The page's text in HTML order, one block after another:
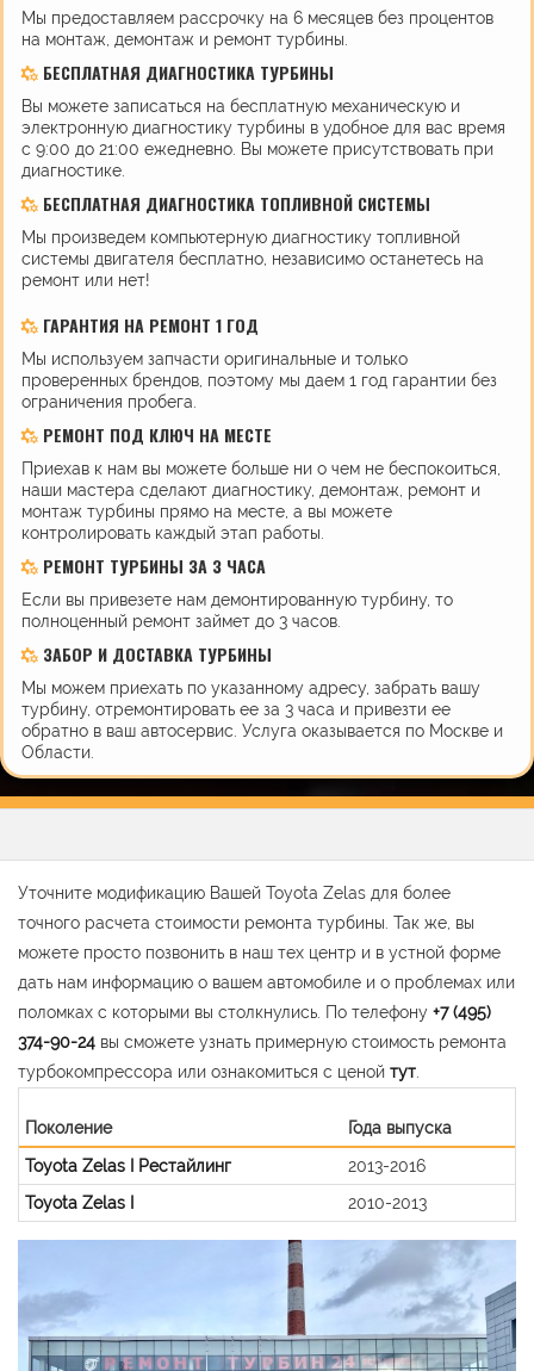
Мы предоставляем рассрочку на 6 месяцев без процентов
на монтаж, демонтаж и ремонт турбины.
БЕСПЛАТНАЯ ДИАГНОСТИКА ТУРБИНЫ
Вы можете записаться на бесплатную механическую и
электронную диагностику турбины в удобное для вас время
с 9:00 до 21:00 ежедневно. Вы можете присутствовать при
диагностике.
БЕСПЛАТНАЯ ДИАГНОСТИКА ТОПЛИВНОЙ СИСТЕМЫ
Мы произведем компьютерную диагностику топливной
системы двигателя бесплатно, независимо останетесь на
ремонт или нет!
ГАРАНТИЯ НА РЕМОНТ 1 ГОД
Мы используем запчасти оригинальные и только
проверенных брендов, поэтому мы даем 1 год гарантии без
ограничения пробега.
РЕМОНТ ПОД КЛЮЧ НА МЕСТЕ
Приехав к нам вы можете больше ни о чем не беспокоиться,
наши мастера сделают диагностику, демонтаж, ремонт и
монтаж турбины прямо на месте, а вы можете
контролировать каждый этап работы.
РЕМОНТ ТУРБИНЫ ЗА 3 ЧАСА
Если вы привезете нам демонтированную турбину, то
полноценный ремонт займет до 3 часов.
ЗАБОР И ДОСТАВКА ТУРБИНЫ
Мы можем приехать по указанному адресу, забрать вашу
турбину, отремонтировать ее за 3 часа и привезти ее
обратно в ваш автосервис. Услуга оказывается по Москве и
Области.
Уточните модификацию Вашей Toyota Zelas для более
точного расчета стоимости ремонта турбины. Так же, вы
можете просто позвонить в наш тех центр и в устной форме
дать нам информацию о вашем автомобиле и о проблемах или
поломках с которыми вы столкнулись. По телефону +7 (495)
374-90-24 вы сможете узнать примерную стоимость ремонта
турбокомпрессора или ознакомиться с ценой тут
Поколение
Года выпуска
Toyota Zelas I Рестайлинг
2013-2016
Toyota Zelas I
2010-2013